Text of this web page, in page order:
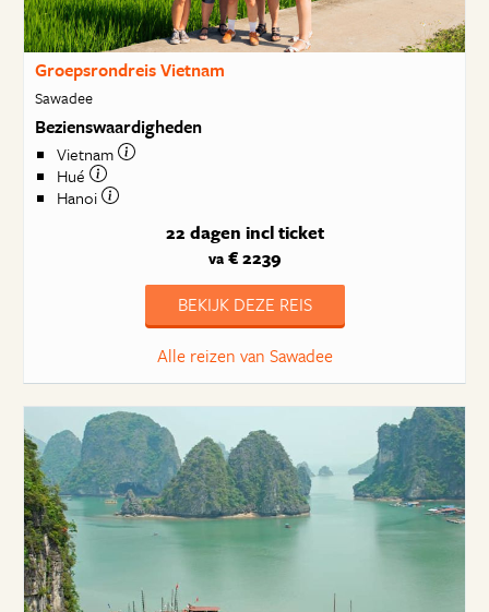
Groepsrondreis Vietnam
Sawadee
Bezienswaardigheden
Vietnam
Hué
Hanoi
22 dagen incl ticket
va€ 2239
BEKIJK DEZE REIS
Alle reizen van Sawadee